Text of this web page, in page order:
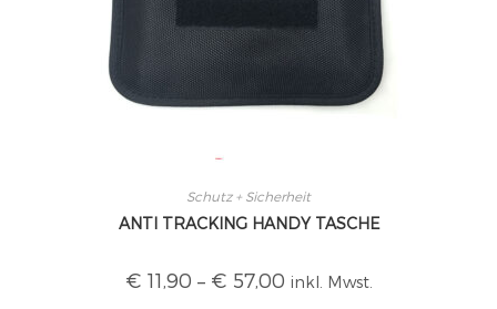
Schutz + Sicherheit
ANTI TRACKING HANDY TASCHE
€ 11,90 – € 57,00 inkl. Mwst.